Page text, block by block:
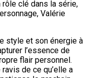
rôle clé dans la série,
Valérie
style et son énergie à
l’essence de
flair personnel.
de ce qu’elle a